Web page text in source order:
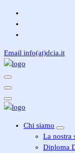
contenuto
Email info(at)dcia.it
Diploma Castelli d'Italia
Chi siamo
La nostra
Diploma